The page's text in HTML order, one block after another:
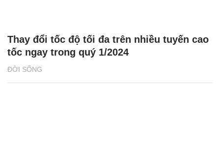
ĐỜI SỐNG
Thay đổi tốc độ tối đa trên nhiều tuyến cao
tốc ngay trong quý 1/2024